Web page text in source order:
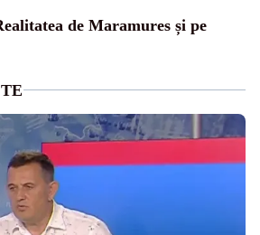
de Maramures și pe